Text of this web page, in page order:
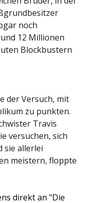
noch
12 Millionen
Blockbustern
der Versuch, mit
zu punkten.
Travis
versuchen, sich
sie allerlei
meistern, floppte
direkt an "Die